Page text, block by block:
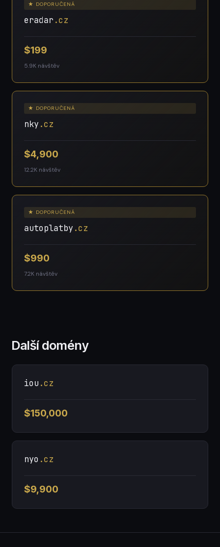
★ DOPORUČENÁ
eradar .cz
$199
5.9K návštěv
★ DOPORUČENÁ
nky .cz
$4,900
12.2K návštěv
★ DOPORUČENÁ
autoplatby .cz
$990
7.2K návštěv
Další domény
iou .cz
$150,000
nyo .cz
$9,900